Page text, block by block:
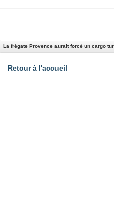
Retour à l'accueil